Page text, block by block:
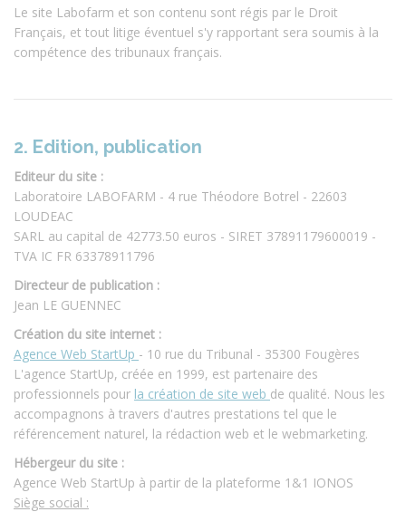
FAQ
Le site Labofarm et son contenu sont régis par le Droit
Français, et tout litige éventuel s'y rapportant sera soumis à la
compétence des tribunaux français.
2. Edition, publication
Editeur du site :
Laboratoire LABOFARM - 4 rue Théodore Botrel - 22603
LOUDEAC
SARL au capital de 42773.50 euros - SIRET 37891179600019 -
TVA IC FR 63378911796
Directeur de publication :
Jean LE GUENNEC
Création du site internet :
Agence Web StartUp - 10 rue du Tribunal - 35300 Fougères
L'agence StartUp, créée en 1999, est partenaire des
professionnels pour la création de site web de qualité. Nous les
accompagnons à travers d'autres prestations tel que le
référencement naturel, la rédaction web et le webmarketing.
Hébergeur du site :
Agence Web StartUp à partir de la plateforme 1&1 IONOS
Siège social :